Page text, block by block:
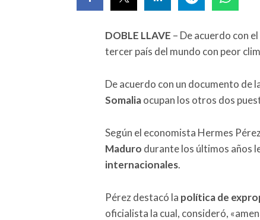
DOBLE LLAVE – De acuerdo con el
tercer país del mundo con peor
De acuerdo con un documento de
Somaliaocupan los otros dos
Según el economista Hermes
Maduro durante los últimos años
internacionales.
Pérez destacó la política de
oficialista la cual, consideró,